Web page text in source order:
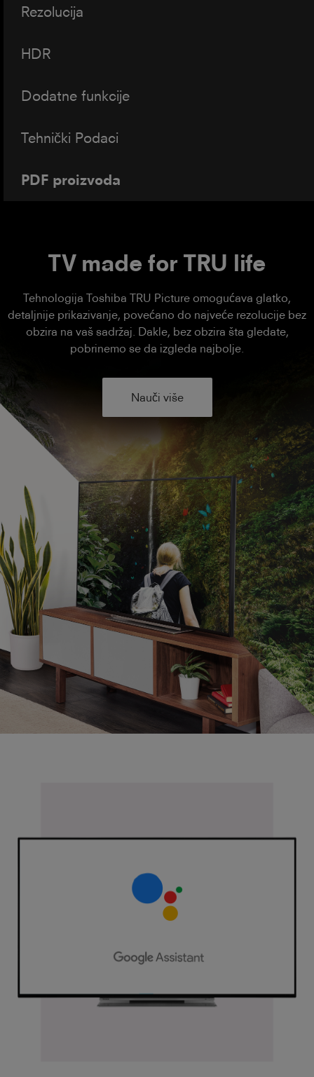
Rezolucija
HDR
Dodatne funkcije
Tehnički Podaci
PDF proizvoda
TV made for TRU life
Tehnologija Toshiba TRU Picture omogućava glatko,
detaljnije prikazivanje, povećano do najveće rezolucije bez
obzira na vaš sadržaj. Dakle, bez obzira šta gledate,
pobrinemo se da izgleda najbolje.
Nauči više